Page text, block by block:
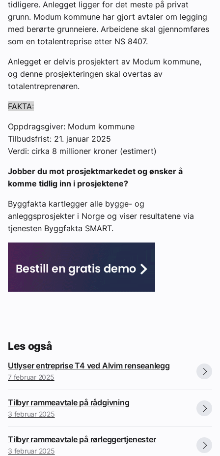
tidligere. Anlegget ligger for det meste på privat
grunn. Modum kommune har gjort avtaler om legging
med berørte grunneiere. Arbeidene skal gjennomføres
som en totalentreprise etter NS 8407.
Anlegget er delvis prosjektert av Modum kommune,
og denne prosjekteringen skal overtas av
totalentreprenøren.
FAKTA:
Oppdragsgiver: Modum kommune
Tilbudsfrist: 21. januar 2025
Verdi: cirka 8 millioner kroner (estimert)
Jobber du mot prosjektmarkedet og ønsker å
komme tidlig inn i prosjektene?
Byggfakta kartlegger alle bygge- og
anleggsprosjekter i Norge og viser resultatene via
tjenesten Byggfakta SMART.
Les også
Utlyser entreprise T4 ved Alvim renseanlegg
7 februar 2025
Tilbyr rammeavtale på rådgivning
3 februar 2025
Tilbyr rammeavtale på rørleggertjenester
3 februar 2025